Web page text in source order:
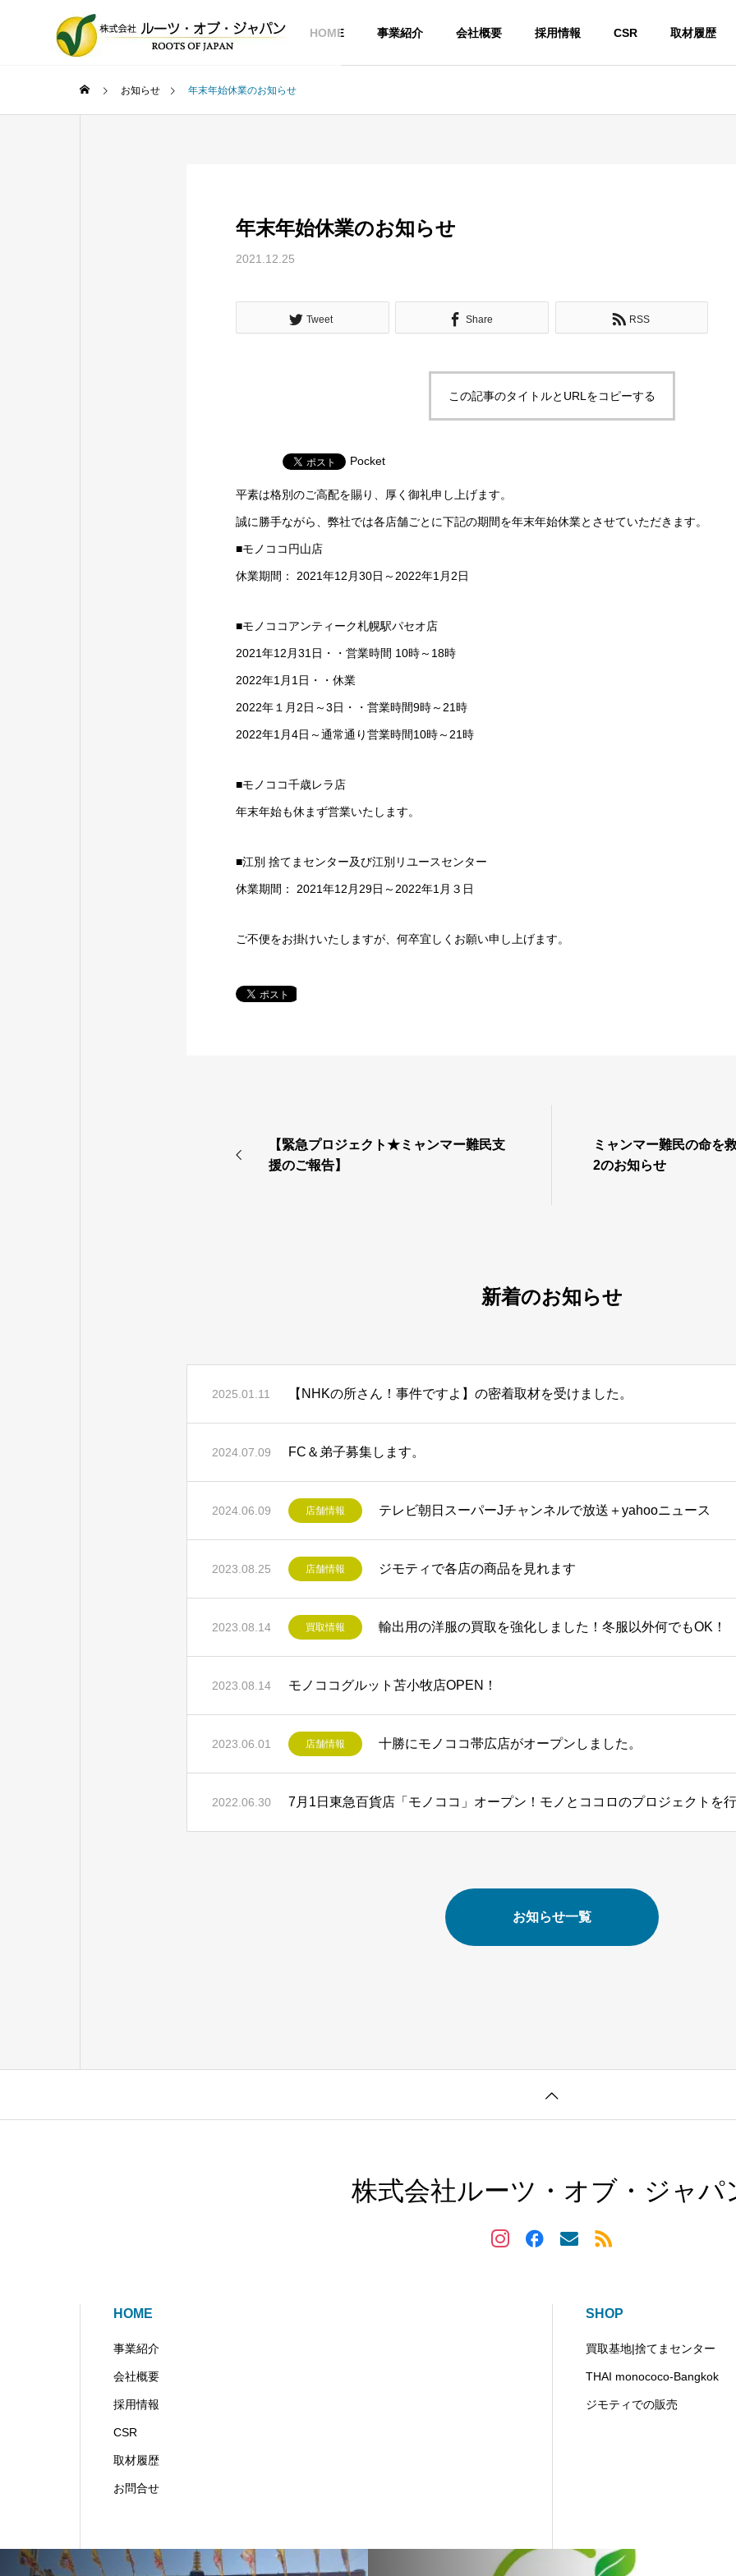
HOME 事業紹介 会社概要 採用情報 CSR 取材履歴
お知らせ 年末年始休業のお知らせ
年末年始休業のお知らせ
2021.12.25
Tweet Share RSS
この記事のタイトルとURLをコピーする
Pocket
平素は格別のご高配を賜り、厚く御礼申し上げます。
誠に勝手ながら、弊社では各店舗ごとに下記の期間を年末年始休業とさせていただきます。
■モノココ円山店
休業期間： 2021年12月30日～2022年1月2日
■モノココアンティーク札幌駅パセオ店
2021年12月31日・・営業時間 10時～18時
2022年1月1日・・休業
2022年１月2日～3日・・営業時間9時～21時
2022年1月4日～通常通り営業時間10時～21時
■モノココ千歳レラ店
年末年始も休まず営業いたします。
■江別 捨てまセンター及び江別リユースセンター
休業期間： 2021年12月29日～2022年1月３日
ご不便をお掛けいたしますが、何卒宜しくお願い申し上げます。
【緊急プロジェクト★ミャンマー難民支
援のご報告】
ミャンマー難民の命
2のお知らせ
新着のお知らせ
2025.01.11 【NHKの所さん！事件ですよ】の密着取材を受けました。
2024.07.09 FC＆弟子募集します。
2024.06.09 店舗情報 テレビ朝日スーパーJチャンネルで放送＋yahooニュース
2023.08.25 店舗情報 ジモティで各店の商品を見れます
2023.08.14 買取情報 輸出用の洋服の買取を強化しました！冬服以外何でもOK！
2023.08.14 モノココグルット苫小牧店OPEN！
2023.06.01 店舗情報 十勝にモノココ帯広店がオープンしました。
2022.06.30 7月1日東急百貨店「モノココ」オープン！モノとココロのプロジェクトを
お知らせ一覧
株式会社ルーツ・オブ・ジャパ
HOME
事業紹介
会社概要
採用情報
CSR
取材履歴
お問合せ
SHOP
買取基地|捨てまセンター
THAI monococo-Bangkok
ジモティでの販売